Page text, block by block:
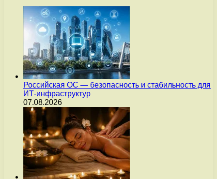
Российская ОС — безопасность и стабильность для
ИТ-инфраструктур
07.08.2026